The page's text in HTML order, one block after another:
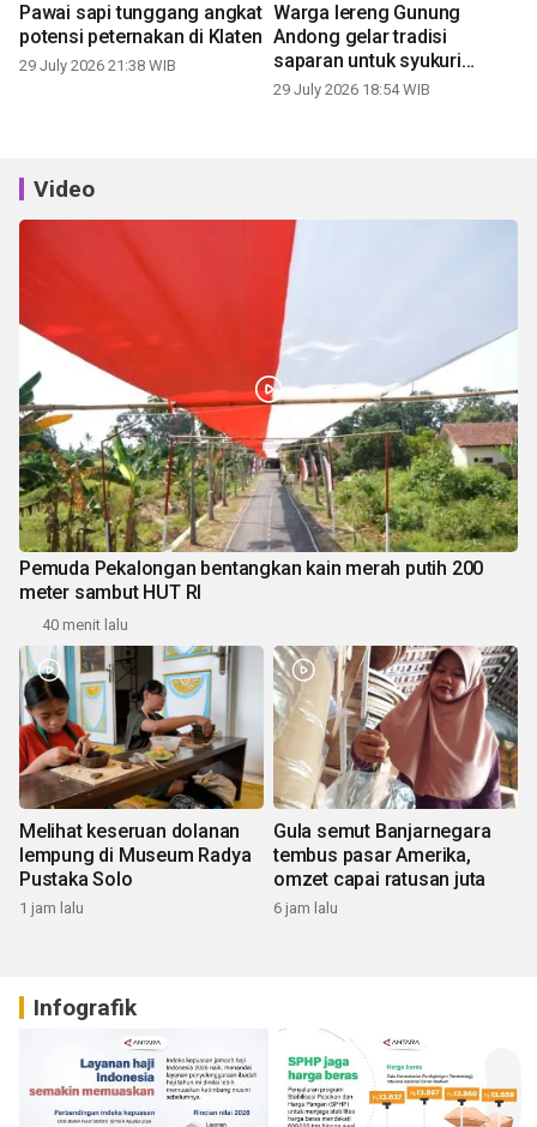
Pawai sapi tunggang angkat
potensi peternakan di Klaten
29 July 2026 21:38 WIB
Warga lereng Gunung
Andong gelar tradisi
saparan untuk syukuri
panen
29 July 2026 18:54 WIB
Video
Pemuda Pekalongan bentangkan kain merah putih 200
meter sambut HUT RI
40 menit lalu
Melihat keseruan dolanan
lempung di Museum Radya
Pustaka Solo
1 jam lalu
Gula semut Banjarnegara
tembus pasar Amerika,
omzet capai ratusan juta
6 jam lalu
Infografik